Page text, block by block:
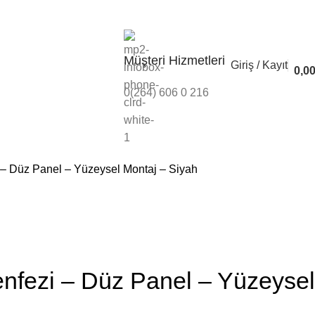
Müşteri Hizmetleri
0(264) 606 0 216
Giriş / Kayıt 0,00
Düz Panel – Yüzeysel Montaj – Siyah
– Düz Panel – Yüzeysel